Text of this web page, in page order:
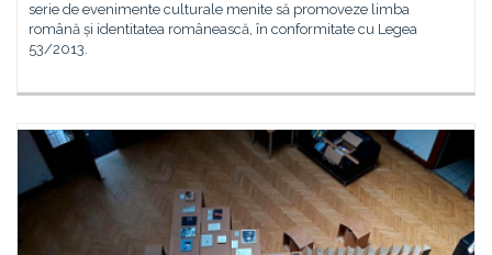
serie de evenimente culturale menite să promoveze limba
română și identitatea românească, în conformitate cu Legea
53/2013.